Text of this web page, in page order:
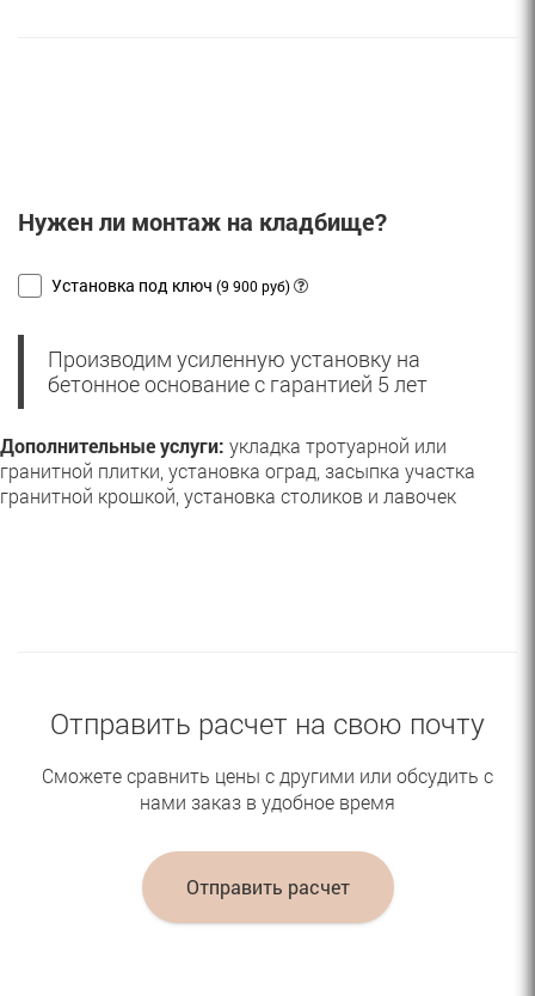
Нужен ли монтаж на кладбище?
Установка под ключ (9 900 руб)
Производим усиленную установку на
бетонное основание с гарантией 5 лет
Дополнительные услуги: укладка тротуарной или
гранитной плитки, установка оград, засыпка участка
гранитной крошкой, установка столиков и лавочек
Отправить расчет на свою почту
Сможете сравнить цены с другими или обсудить с
нами заказ в удобное время
Отправить расчет